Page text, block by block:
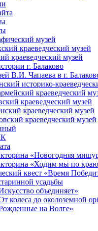
музей
краеведческий музей
краеведческий музей
г. Балаково
В.И. Чапаева в г.
историко-
краеведческий
краеведческий музей
краеведческий музей
краеведческий музей
«Новогодняя
«Ходим мы по
квест «Время
усадьбы
объединяет»
колеса до околоземной
на Волге»